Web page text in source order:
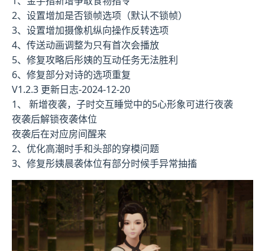
2、设置增加是否锁帧选项（默认不锁帧）
3、设置增加摄像机纵向操作反转选项
4、传送动画调整为只有首次会播放
5、修复攻略后彤姨的互动任务无法胜利
6、修复部分对诗的选项重复
V1.2.3 更新日志-2024-12-20
1、 新增夜袭，子时交互睡觉中的5心形象可进行夜袭
夜袭后解锁夜袭体位
夜袭后在对应房间醒来
2、优化高潮时手和头部的穿模问题
3、修复彤姨晨袭体位有部分时候手异常抽搐